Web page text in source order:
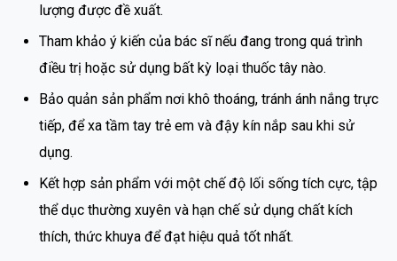
lượng được đề xuất.
Tham khảo ý kiến của bác sĩ nếu đang trong quá trình
điều trị hoặc sử dụng bất kỳ loại thuốc tây nào.
Bảo quản sản phẩm nơi khô thoáng, tránh ánh nắng trực
tiếp, để xa tầm tay trẻ em và đậy kín nắp sau khi sử
dụng.
Kết hợp sản phẩm với một chế độ lối sống tích cực, tập
thể dục thường xuyên và hạn chế sử dụng chất kích
thích, thức khuya để đạt hiệu quả tốt nhất.